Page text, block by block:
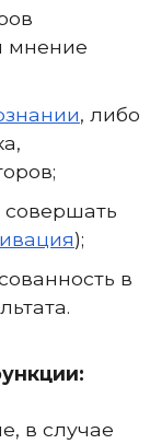
мнение
, либо
совершать
);
в
в случае